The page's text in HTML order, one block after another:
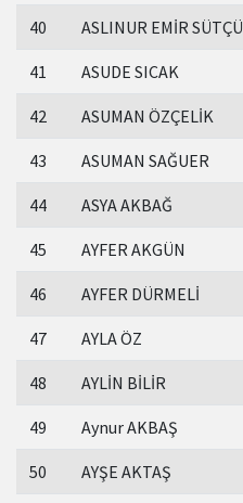
40 ASLINUR EMİR SÜTÇÜ
41 ASUDE SICAK
42 ASUMAN ÖZÇELİK
43 ASUMAN SAĞUER
44 ASYA AKBAĞ
45 AYFER AKGÜN
46 AYFER DÜRMELİ
47 AYLA ÖZ
48 AYLİN BİLİR
49 Aynur AKBAŞ
50 AYŞE AKTAŞ